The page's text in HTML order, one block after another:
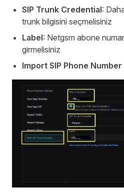
SIP Trunk Credential:
trunk bilgisini seçmelisiniz
Label: Netgsm abone
girmelisiniz
Import SIP Phone Number